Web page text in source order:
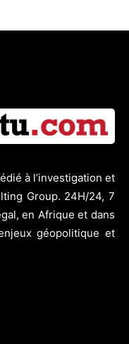
à l’investigation et
Group. 24H/24, 7
en Afrique et dans
géopolitique et